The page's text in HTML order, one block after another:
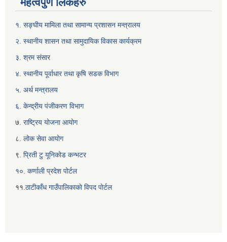
१. सङ्घीय मामिला तथा सामान्य प्रशासन मन्त्रालय
२. स्थानीय शासन तथा सामुदायिक विकास कार्यक्रम
३. श्रम संसार
४. स्थानीय पूर्वाधार तथा कृषि सडक विभाग
५. अर्थ मन्त्रालय
६. केन्द्रीय पंजीकरण विभाग
७. राष्ट्रिय योजना आयोग
८. लोक सेवा आयोग
९. प्रिती टु यूनिकोड कन्भटर
१०. कर्णाली प्रदेश पोर्टल
११.ठाटीकाँध गाउँपालिकाकाे विपद पाेर्टल